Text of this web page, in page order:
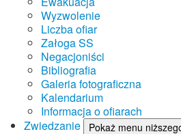
Wyzwolenie
Liczba ofiar
Załoga SS
Negacjoniści
Bibliografia
Galeria fotograficzna
Kalendarium
Informacja o ofiarach
Zwiedzanie
Pokaż menu